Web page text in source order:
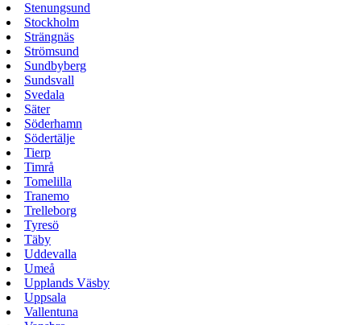
Stenungsund
Stockholm
Strängnäs
Strömsund
Sundbyberg
Sundsvall
Svedala
Säter
Söderhamn
Södertälje
Tierp
Timrå
Tomelilla
Tranemo
Trelleborg
Tyresö
Täby
Uddevalla
Umeå
Upplands Väsby
Uppsala
Vallentuna